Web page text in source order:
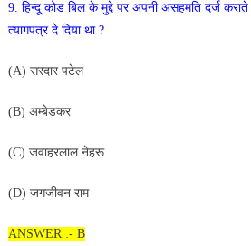
9. हिन्दू कोड बिल के मुद्दे पर अपनी असहमति दर्ज कराते
त्यागपत्र दे दिया था ?
(A) सरदार पटेल
(B) अम्बेडकर
(C) जवाहरलाल नेहरू
(D) जगजीवन राम
ANSWER :- B